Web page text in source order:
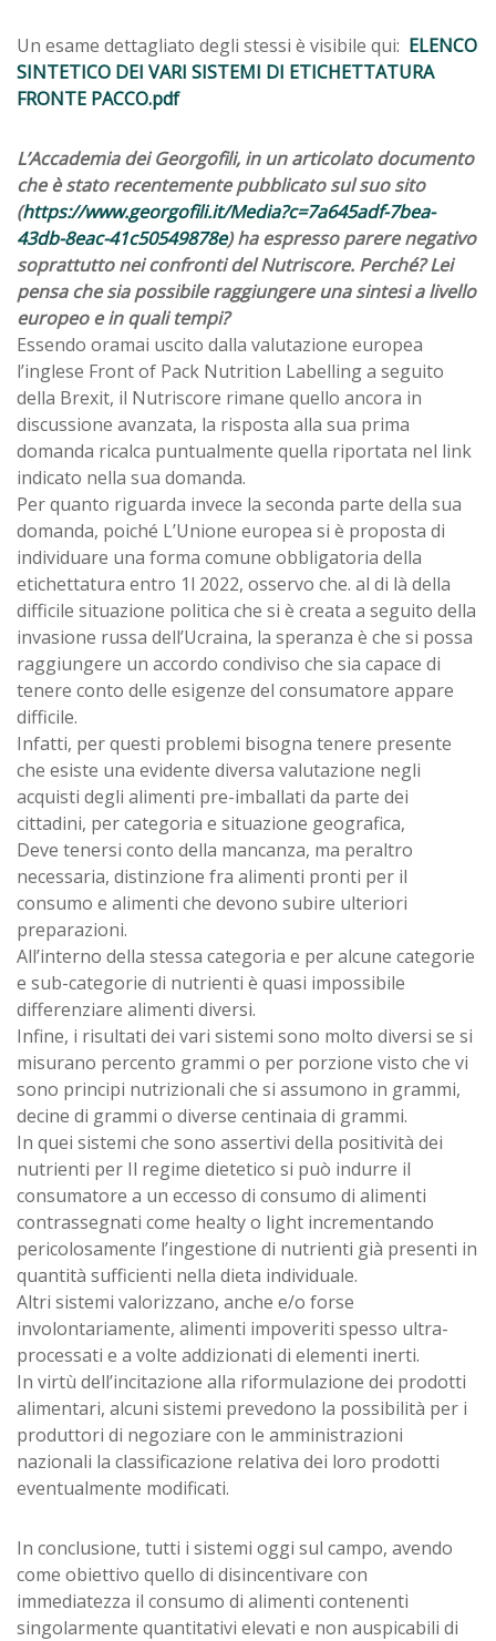
Un esame dettagliato degli stessi è visibile qui: ELENCO
SINTETICO DEI VARI SISTEMI DI ETICHETTATURA
FRONTE PACCO.pdf
L’Accademia dei Georgofili, in un articolato documento
che è stato recentemente pubblicato sul suo sito
(https://www.georgofili.it/Media?c=7a645adf-7bea-
43db-8eac-41c50549878e) ha espresso parere negativo
soprattutto nei confronti del Nutriscore. Perché? Lei
pensa che sia possibile raggiungere una sintesi a livello
europeo e in quali tempi?
Essendo oramai uscito dalla valutazione europea
l’inglese Front of Pack Nutrition Labelling a seguito
della Brexit, il Nutriscore rimane quello ancora in
discussione avanzata, la risposta alla sua prima
domanda ricalca puntualmente quella riportata nel link
indicato nella sua domanda.
Per quanto riguarda invece la seconda parte della sua
domanda, poiché L’Unione europea si è proposta di
individuare una forma comune obbligatoria della
etichettatura entro 1l 2022, osservo che. al di là della
difficile situazione politica che si è creata a seguito della
invasione russa dell’Ucraina, la speranza è che si possa
raggiungere un accordo condiviso che sia capace di
tenere conto delle esigenze del consumatore appare
difficile.
Infatti, per questi problemi bisogna tenere presente
che esiste una evidente diversa valutazione negli
acquisti degli alimenti pre-imballati da parte dei
cittadini, per categoria e situazione geografica,
Deve tenersi conto della mancanza, ma peraltro
necessaria, distinzione fra alimenti pronti per il
consumo e alimenti che devono subire ulteriori
preparazioni.
All’interno della stessa categoria e per alcune categorie
e sub-categorie di nutrienti è quasi impossibile
differenziare alimenti diversi.
Infine, i risultati dei vari sistemi sono molto diversi se si
misurano percento grammi o per porzione visto che vi
sono principi nutrizionali che si assumono in grammi,
decine di grammi o diverse centinaia di grammi.
In quei sistemi che sono assertivi della positività dei
nutrienti per Il regime dietetico si può indurre il
consumatore a un eccesso di consumo di alimenti
contrassegnati come healty o light incrementando
pericolosamente l’ingestione di nutrienti già presenti in
quantità sufficienti nella dieta individuale.
Altri sistemi valorizzano, anche e/o forse
involontariamente, alimenti impoveriti spesso ultra-
processati e a volte addizionati di elementi inerti.
In virtù dell’incitazione alla riformulazione dei prodotti
alimentari, alcuni sistemi prevedono la possibilità per i
produttori di negoziare con le amministrazioni
nazionali la classificazione relativa dei loro prodotti
eventualmente modificati.
In conclusione, tutti i sistemi oggi sul campo, avendo
come obiettivo quello di disincentivare con
immediatezza il consumo di alimenti contenenti
singolarmente quantitativi elevati e non auspicabili di